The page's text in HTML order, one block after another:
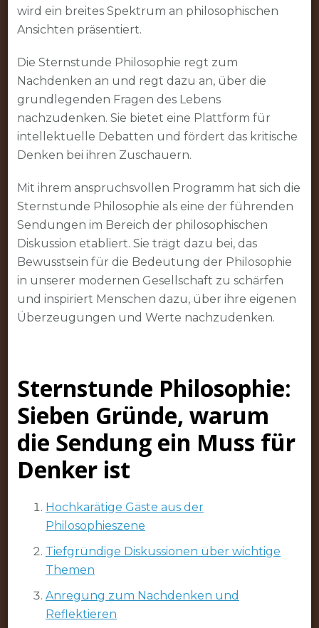
wird ein breites Spektrum an philosophischen
Ansichten präsentiert.
Die Sternstunde Philosophie regt zum
Nachdenken an und regt dazu an, über die
grundlegenden Fragen des Lebens
nachzudenken. Sie bietet eine Plattform für
intellektuelle Debatten und fördert das kritische
Denken bei ihren Zuschauern.
Mit ihrem anspruchsvollen Programm hat sich die
Sternstunde Philosophie als eine der führenden
Sendungen im Bereich der philosophischen
Diskussion etabliert. Sie trägt dazu bei, das
Bewusstsein für die Bedeutung der Philosophie
in unserer modernen Gesellschaft zu schärfen
und inspiriert Menschen dazu, über ihre eigenen
Überzeugungen und Werte nachzudenken.
Sternstunde Philosophie:
Sieben Gründe, warum
die Sendung ein Muss für
Denker ist
Hochkarätige Gäste aus der
Philosophieszene
Tiefgründige Diskussionen über wichtige
Themen
Anregung zum Nachdenken und
Reflektieren